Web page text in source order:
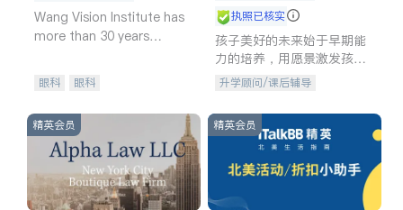
Wang Vision Institute has
more than 30 years
眼科 眼科
执照已核实
孩子美好的未来始于早期能
力的培养，用愿景激发孩子
的学习潜力和动力。理念：
拥有成长型心态是成功的基
石。
升学顾问/课后辅导
精英会员 精英会员